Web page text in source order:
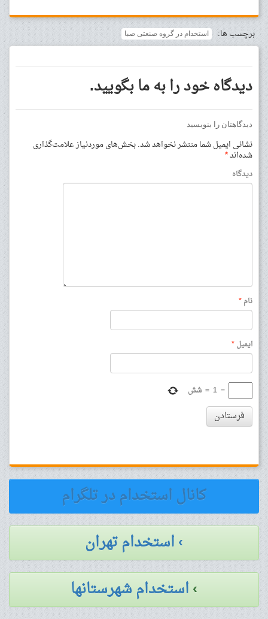
برچسب ها: استخدام در گروه صنعتی صبا
دیدگاه خود را به ما بگویید.
دیدگاهتان را بنویسید
نشانی ایمیل شما منتشر نخواهد شد.بخش‌های موردنیاز علامت‌گذاری
شده‌اند*
دیدگاه
نام*
ایمیل*
−
1
= شش
فرستادن
کانال استخدام در تلگرام
› استخدام تهران
›استخدام شهرستانها